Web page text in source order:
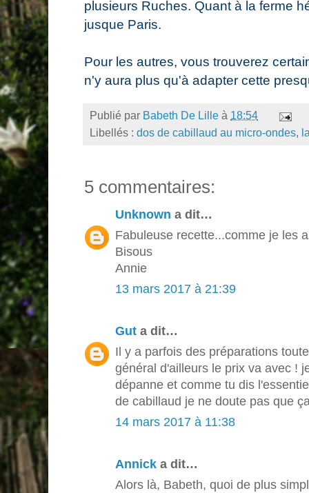
plusieurs Ruches. Quant à la ferme
jusque Paris.
Pour les autres, vous trouverez
n'y aura plus qu'à adapter cette
Publié par Babeth De Lille à 18:54
Libellés : dos de cabillaud au micro-ondes,
5 commentaires:
Unknown a dit…
Fabuleuse recette...comme je les
Bisous
Annie
13 mars 2017 à 21:39
Gut a dit…
Il y a parfois des préparations
général d'ailleurs le prix va avec !
dépanne et comme tu dis
de cabillaud je ne doute pas que
14 mars 2017 à 11:38
Annick a dit…
Alors là, Babeth, quoi de plus